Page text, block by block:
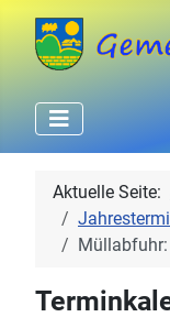
Aktuelle Seite: